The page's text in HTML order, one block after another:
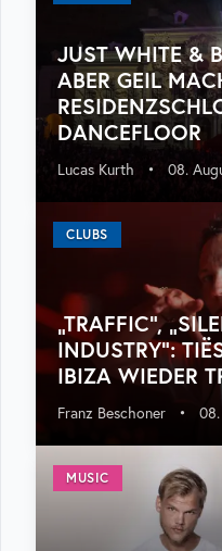
JUST WHITE &
ABER GEIL
DANCEFLOOR
Lucas Kurth • 08.
CLUBS
„TRAFFIC“,
INDUSTRY“:
IBIZA WIEDER
Franz Beschoner •
MUSIC